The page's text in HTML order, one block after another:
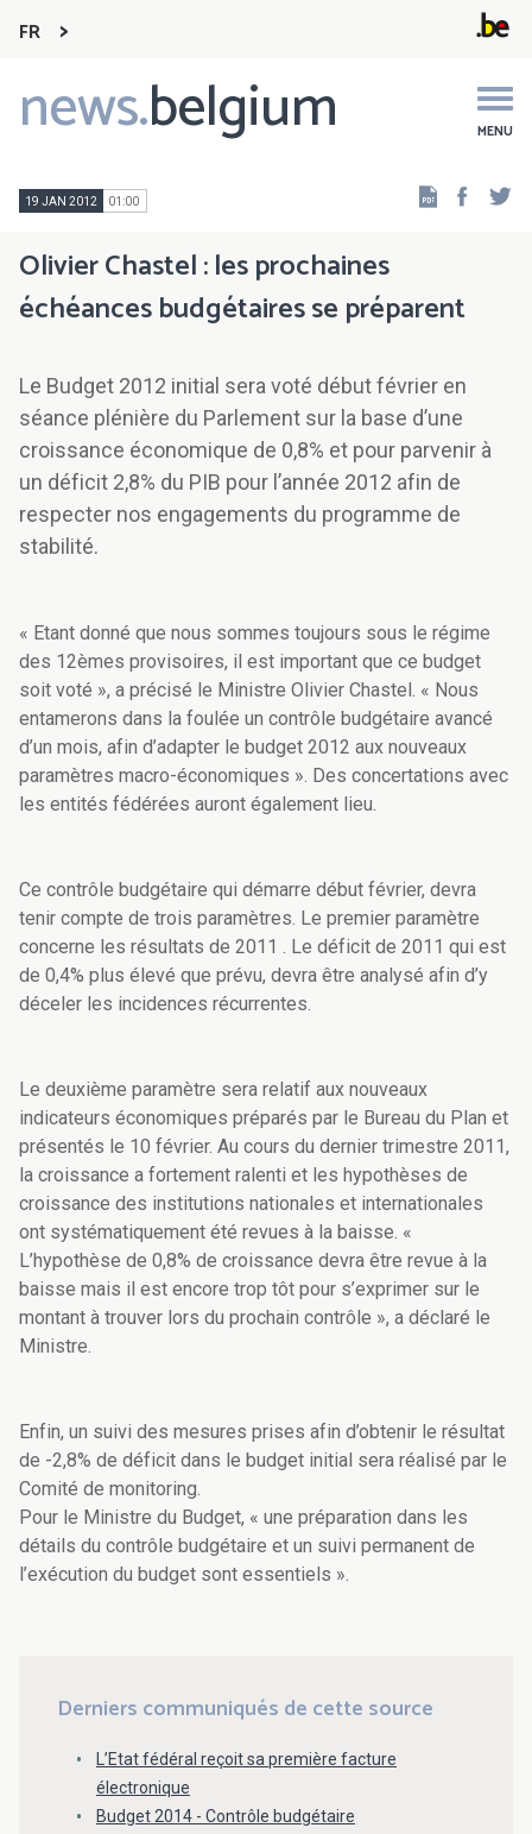
FR
news.belgium MENU
Main
navigation
19 JAN 2012 01:00
Olivier Chastel : les prochaines
échéances budgétaires se préparent
Le Budget 2012 initial sera voté début février en
séance plénière du Parlement sur la base d’une
croissance économique de 0,8% et pour parvenir à
un déficit 2,8% du PIB pour l’année 2012 afin de
respecter nos engagements du programme de
stabilité.
« Etant donné que nous sommes toujours sous le régime
des 12èmes provisoires, il est important que ce budget
soit voté », a précisé le Ministre Olivier Chastel. « Nous
entamerons dans la foulée un contrôle budgétaire avancé
d’un mois, afin d’adapter le budget 2012 aux nouveaux
paramètres macro-économiques ». Des concertations avec
les entités fédérées auront également lieu.
Ce contrôle budgétaire qui démarre début février, devra
tenir compte de trois paramètres. Le premier paramètre
concerne les résultats de 2011 . Le déficit de 2011 qui est
de 0,4% plus élevé que prévu, devra être analysé afin d’y
déceler les incidences récurrentes.
Le deuxième paramètre sera relatif aux nouveaux
indicateurs économiques préparés par le Bureau du Plan et
présentés le 10 février. Au cours du dernier trimestre 2011,
la croissance a fortement ralenti et les hypothèses de
croissance des institutions nationales et internationales
ont systématiquement été revues à la baisse. «
L’hypothèse de 0,8% de croissance devra être revue à la
baisse mais il est encore trop tôt pour s’exprimer sur le
montant à trouver lors du prochain contrôle », a déclaré le
Ministre.
Enfin, un suivi des mesures prises afin d’obtenir le résultat
de -2,8% de déficit dans le budget initial sera réalisé par le
Comité de monitoring.
Pour le Ministre du Budget, « une préparation dans les
détails du contrôle budgétaire et un suivi permanent de
l’exécution du budget sont essentiels ».
Derniers communiqués de cette source
L’Etat fédéral reçoit sa première facture
électronique
Budget 2014 - Contrôle budgétaire